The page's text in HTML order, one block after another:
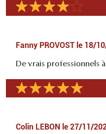
Fanny PROVOST le 18/
De vrais professionnels
Colin LEBON le 27/11/